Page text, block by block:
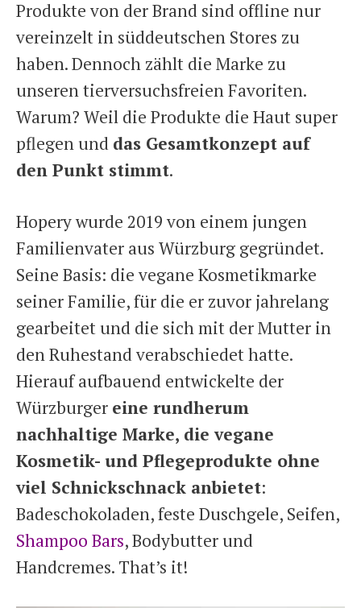
Produkte von der Brand sind offline nur
vereinzelt in süddeutschen Stores zu
haben. Dennoch zählt die Marke zu
unseren tierversuchsfreien Favoriten.
Warum? Weil die Produkte die Haut super
pflegen und das Gesamtkonzept auf
den Punkt stimmt.
Hopery wurde 2019 von einem jungen
Familienvater aus Würzburg gegründet.
Seine Basis: die vegane Kosmetikmarke
seiner Familie, für die er zuvor jahrelang
gearbeitet und die sich mit der Mutter in
den Ruhestand verabschiedet hatte.
Hierauf aufbauend entwickelte der
Würzburger eine rundherum
nachhaltige Marke, die vegane
Kosmetik- und Pflegeprodukte ohne
viel Schnickschnack anbietet:
Badeschokoladen, feste Duschgele, Seifen,
Shampoo Bars, Bodybutter und
Handcremes. That’s it!